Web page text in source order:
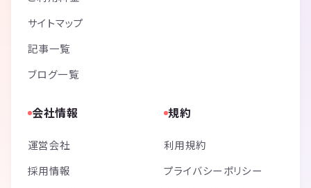
サイトマップ
記事一覧
ブログ一覧
会社情報
運営会社
採用情報
規約
利用規約
プライバシーポリシー